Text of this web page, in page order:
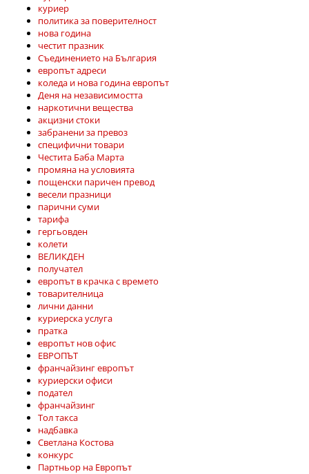
куриер
политика за поверителност
нова година
честит празник
Съединението на България
европът адреси
коледа и нова година европът
Деня на независимостта
наркотични вещества
акцизни стоки
забранени за превоз
специфични товари
Честита Баба Марта
промяна на условията
пощенски паричен превод
весели празници
парични суми
тарифа
гергьовден
колети
ВЕЛИКДЕН
получател
европът в крачка с времето
товарителница
лични данни
куриерска услуга
пратка
европът нов офис
ЕВРОПЪТ
франчайзинг европът
куриерски офиси
подател
франчайзинг
Тол такса
надбавка
Светлана Костова
конкурс
Партньор на Европът